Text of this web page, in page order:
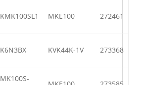
KMK100SL1 MKE100 272461
K6N3BX KVK44K-1V 273368
MK100S-